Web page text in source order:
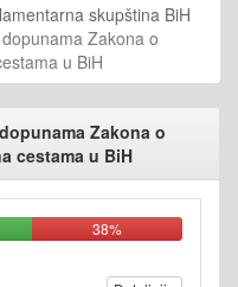
skupština BiH
Zakona o
u BiH
Zakona o
cestama u BiH
38%